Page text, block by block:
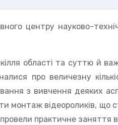
центру науково-
області та суттю й
про величезну
з вивчення деяких
відеороликів, що
практичне заняття